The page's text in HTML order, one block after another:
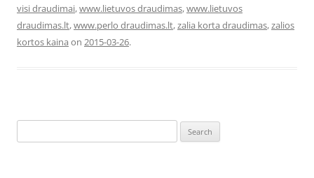
visi draudimai,www.lietuvos draudimas,www.lietuvos
draudimas.lt,www.perlo draudimas.lt,zalia korta draudimas,zalios
kortos kaina on 2015-03-26.
for: